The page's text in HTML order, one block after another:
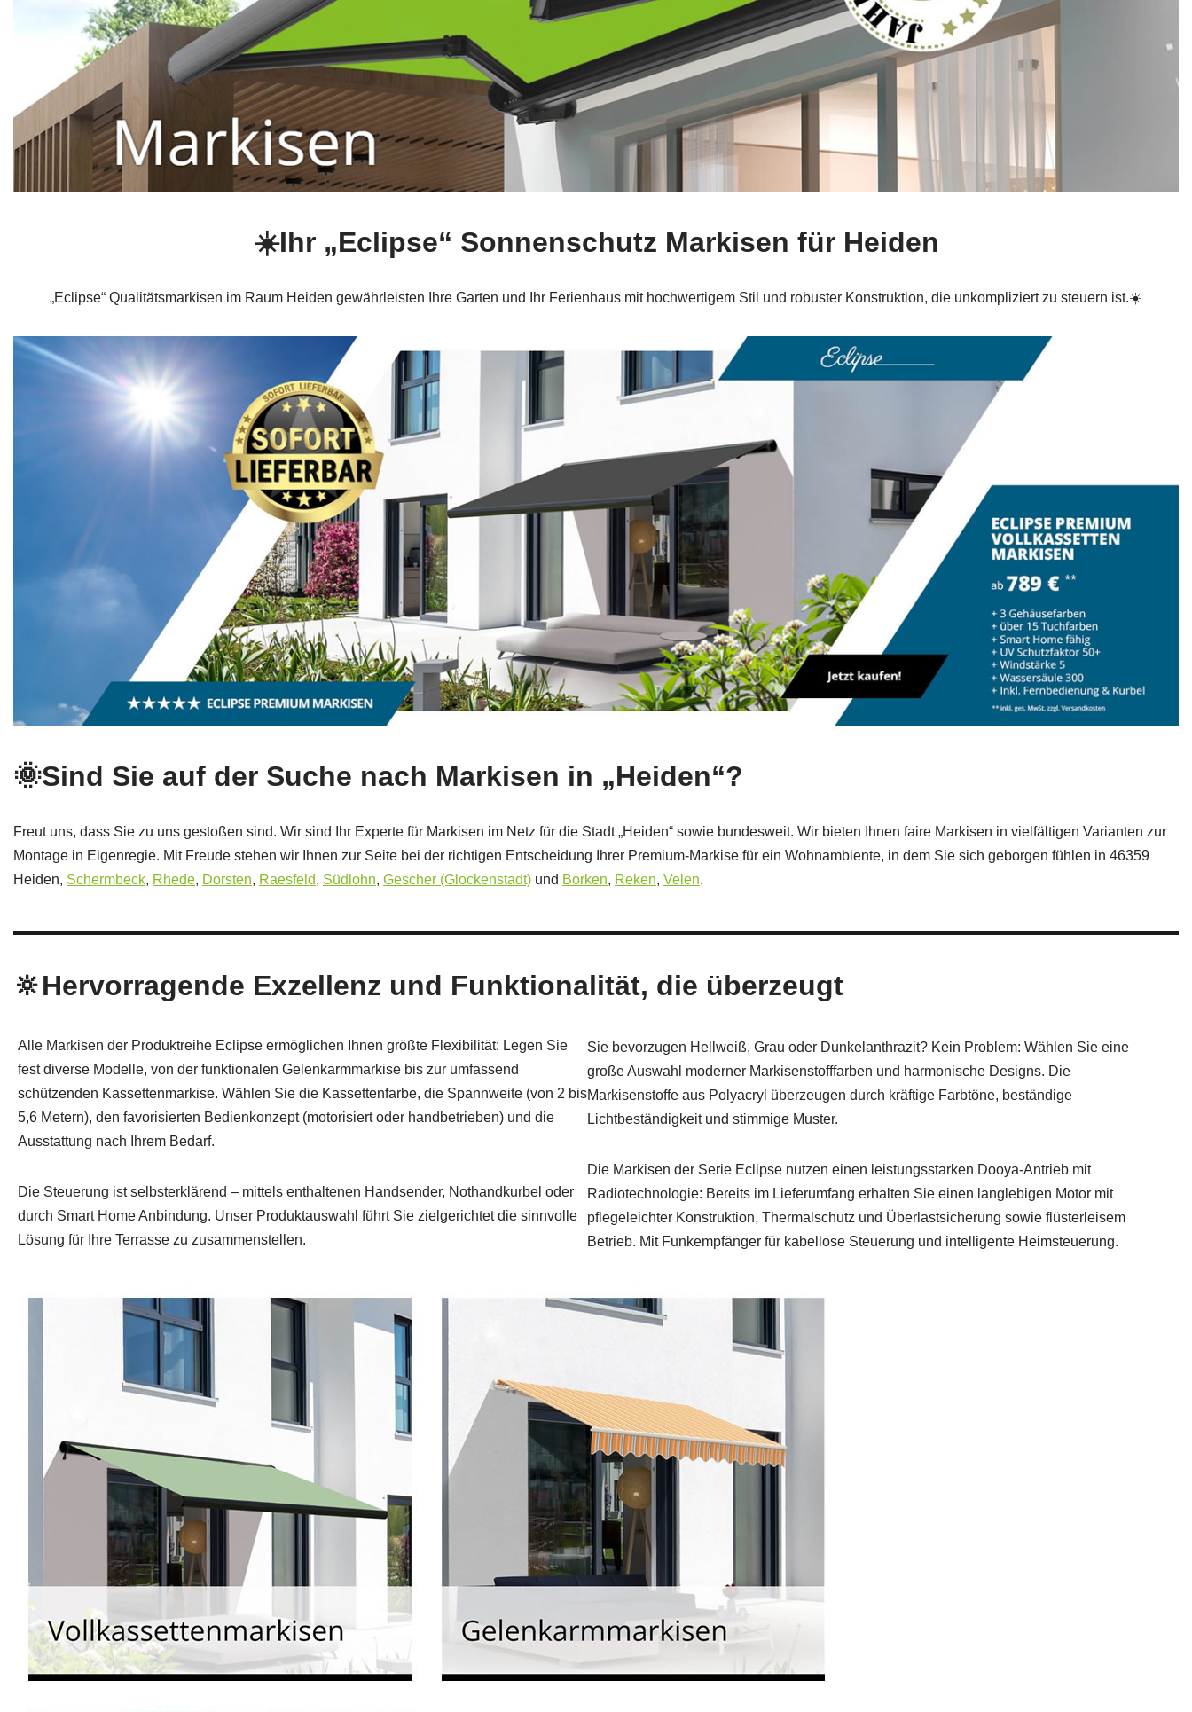
☀️Ihr „Eclipse“ Sonnenschutz Markisen für Heiden
„Eclipse“ Qualitätsmarkisen im Raum Heiden gewährleisten Ihre Garten und Ihr Ferienhaus mit hochwertigem Stil und robuster Konstruktion, die unkompliziert zu steuern ist.☀️
🌞Sind Sie auf der Suche nach Markisen in „Heiden“?
Freut uns, dass Sie zu uns gestoßen sind. Wir sind Ihr Experte für Markisen im Netz für die Stadt „Heiden“ sowie bundesweit. Wir bieten Ihnen faire Markisen in vielfältigen Varianten zur
Montage in Eigenregie. Mit Freude stehen wir Ihnen zur Seite bei der richtigen Entscheidung Ihrer Premium-Markise für ein Wohnambiente, in dem Sie sich geborgen fühlen in 46359
Heiden, Schermbeck, Rhede, Dorsten, Raesfeld, Südlohn, Gescher (Glockenstadt) und Borken, Reken, Velen.
🔆Hervorragende Exzellenz und Funktionalität, die überzeugt
Alle Markisen der Produktreihe Eclipse ermöglichen Ihnen größte Flexibilität: Legen Sie
fest diverse Modelle, von der funktionalen Gelenkarmmarkise bis zur umfassend
schützenden Kassettenmarkise. Wählen Sie die Kassettenfarbe, die Spannweite (von 2 bis
5,6 Metern), den favorisierten Bedienkonzept (motorisiert oder handbetrieben) und die
Ausstattung nach Ihrem Bedarf.
Die Steuerung ist selbsterklärend – mittels enthaltenen Handsender, Nothandkurbel oder
durch Smart Home Anbindung. Unser Produktauswahl führt Sie zielgerichtet die sinnvolle
Lösung für Ihre Terrasse zu zusammenstellen.
Sie bevorzugen Hellweiß, Grau oder Dunkelanthrazit? Kein Problem: Wählen Sie eine
große Auswahl moderner Markisenstofffarben und harmonische Designs. Die
Markisenstoffe aus Polyacryl überzeugen durch kräftige Farbtöne, beständige
Lichtbeständigkeit und stimmige Muster.
Die Markisen der Serie Eclipse nutzen einen leistungsstarken Dooya-Antrieb mit
Radiotechnologie: Bereits im Lieferumfang erhalten Sie einen langlebigen Motor mit
pflegeleichter Konstruktion, Thermalschutz und Überlastsicherung sowie flüsterleisem
Betrieb. Mit Funkempfänger für kabellose Steuerung und intelligente Heimsteuerung.